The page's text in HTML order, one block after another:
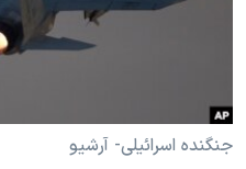
علم و فناوری
انتخابات ریاست جمهوری آمریکا ۲۰۲۴
رمز مهسا
جنگنده اسرائیلی- آرشیو